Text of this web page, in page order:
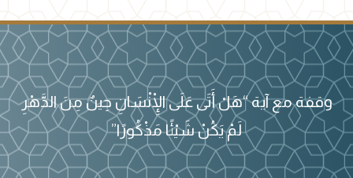
وقفة مع آية “هَلْ أَتَى عَلَى الْإِنْسَانِ حِينٌ مِنَ الدَّهْرِ
لَمْ يَكُنْ شَيْئًا مَذْكُورًا”